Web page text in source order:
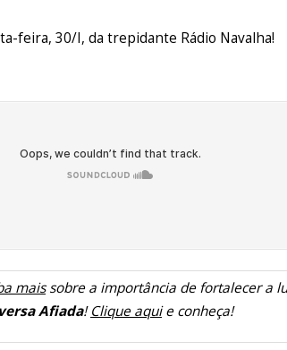
feira, 30/I, da trepidante Rádio Navalha!
maissobre a importância de fortalecer a
Afiada!Clique aquie conheça!